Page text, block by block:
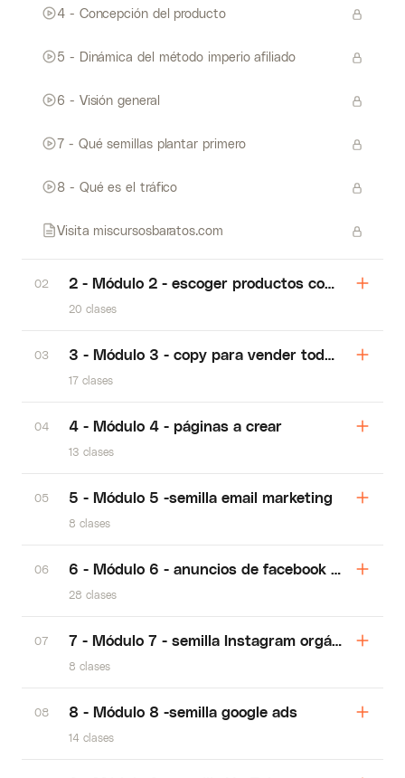
4 - Concepción del producto
5 - Dinámica del método imperio afiliado
6 - Visión general
7 - Qué semillas plantar primero
8 - Qué es el tráfico
Visita miscursosbaratos.com
02 2 - Módulo 2 - escoger productos como afiliado
20 clases
03 3 - Módulo 3 - copy para vender todos los días
17 clases
04 4 - Módulo 4 - páginas a crear
13 clases
05 5 - Módulo 5 -semilla email marketing
8 clases
06 6 - Módulo 6 - anuncios de facebook de semilla
28 clases
07 7 - Módulo 7 - semilla Instagram orgánica
8 clases
08 8 - Módulo 8 -semilla google ads
14 clases